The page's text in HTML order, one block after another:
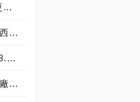
《我獨自升級: ARISE》最新更新 成振宇覺醒闇影君主繼承者
勝負一眼看穿！程東啟動ROG西風之神 雙螢幕AI致勝全局
全漢經典聖武士全面進化 ATX3.1，價格不變！FSP VIC BD+ 電競入門最強銅牌電源！ ATX 3.1、全新壓紋線材、登錄享 5 年保固，打造新世代入門電競首選
SK 集團與 NVIDIA 擴大 AI 工廠與次世代記憶體策略合作 規模逾 5,000 億美元的 NVIDIA-SK AI 計畫（NVIDIA-SK AI Initiative）， 涵蓋 SK Telecom 最高達 2GW 的 AI 工廠，以及與 SK 海力士的長期 AI 記憶體合作